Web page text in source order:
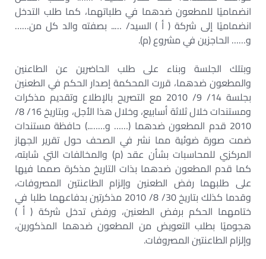
انضماميًا للمطعون ضدهما في طلباتهما، كما طلب التدخل
انضماميًا إلى شركة ( أ ) السيد/ ….. بصفته والد كل من……
و…… الحاجزين في مشروع (م).
وبتلك الجلسة وبناء على طلب الحاضرين عن الطاعنين
والمطعون ضدهما، قررت المحكمة إصدار الحكم في الطعنين
بجلسة 14/ 9/ 2010 مع التصريح بالإطلاع وتقديم مذكرات
ومستندات خلال ثلاثة أسابيع، وخلال هذا الأجل، وبتاريخ 16/ 8/
2010 قدم المطعون ضدهما (…… و……..) حافظة مستندات
ضمت صورة ضوئية مما نشر في الصحف حول تقرير الجهاز
المركزي للمحاسبات بشأن عقد (م) والمخالفات التي شابته،
كما قدم المطعون ضدهما بذات التاريخ مذكرة صمما فيها
على طلبهما رفض الطعنين وإلزام الطاعنتين المصروفات،
وقدما كذلك بتاريخ 30/ 8/ 2010 مذكرتين بدفاعهما طلبا في
ختامهما الحكم برفض الطعنين، ورفض تدخل شركة ( أ )
هجوميًا بطلب التعويض من المطعون ضدهما المذكورين،
وإلزام الطاعنتين المصروفات.